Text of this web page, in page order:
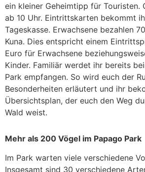
ein kleiner Geheimtipp für
ab 10 Uhr. Eintrittskarten bekommt
Tageskasse. Erwachsene bezahlen
Kuna. Dies entspricht einem
Euro für Erwachsene
Kinder. Familiär werdet ihr bereits
Park empfangen. So wird euch der
Besonderheiten erläutert und ihr
Übersichtsplan, der euch den Weg
Wald weist.
Mehr als 200 Vögel im Papago Park
Im Park warten viele verschiedene
Insgesamt sind 30 verschiedene